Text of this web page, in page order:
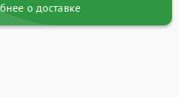
о доставке